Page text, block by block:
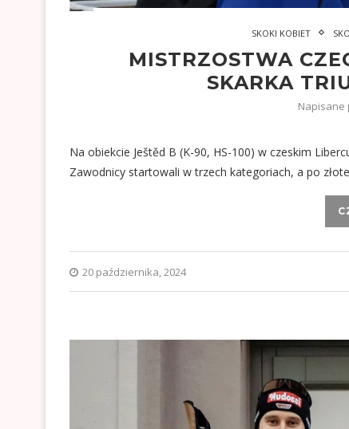
SKOKI KOBIET
MISTRZOSTWA
SKARKA
Napisane
Na obiekcie Ještěd B (K-90, HS-100) w czeskim
Zawodnicy startowali w trzech kategoriach, a po
20 października, 2024